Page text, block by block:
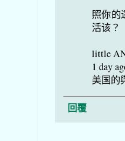
照你的
活该？
little
1 day
美国的
回覆